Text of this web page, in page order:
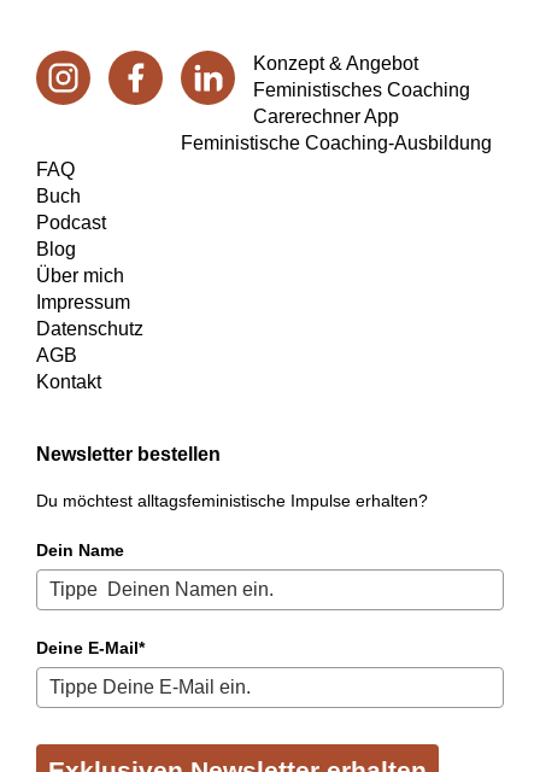
Konzept & Angebot
Feministisches Coaching
Carerechner App
Feministische Coaching-Ausbildung
FAQ
Buch
Podcast
Blog
Über mich
Impressum
Datenschutz
AGB
Kontakt
Newsletter bestellen
Du möchtest alltagsfeministische Impulse erhalten?
Dein Name
Deine E-Mail*